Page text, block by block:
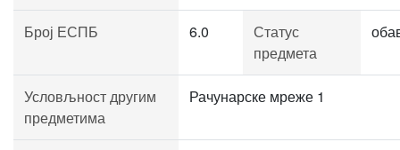
Број ЕСПБ 6.0
Статус
предмета
Условљност другим
предметима
Рачунарске мреже 1